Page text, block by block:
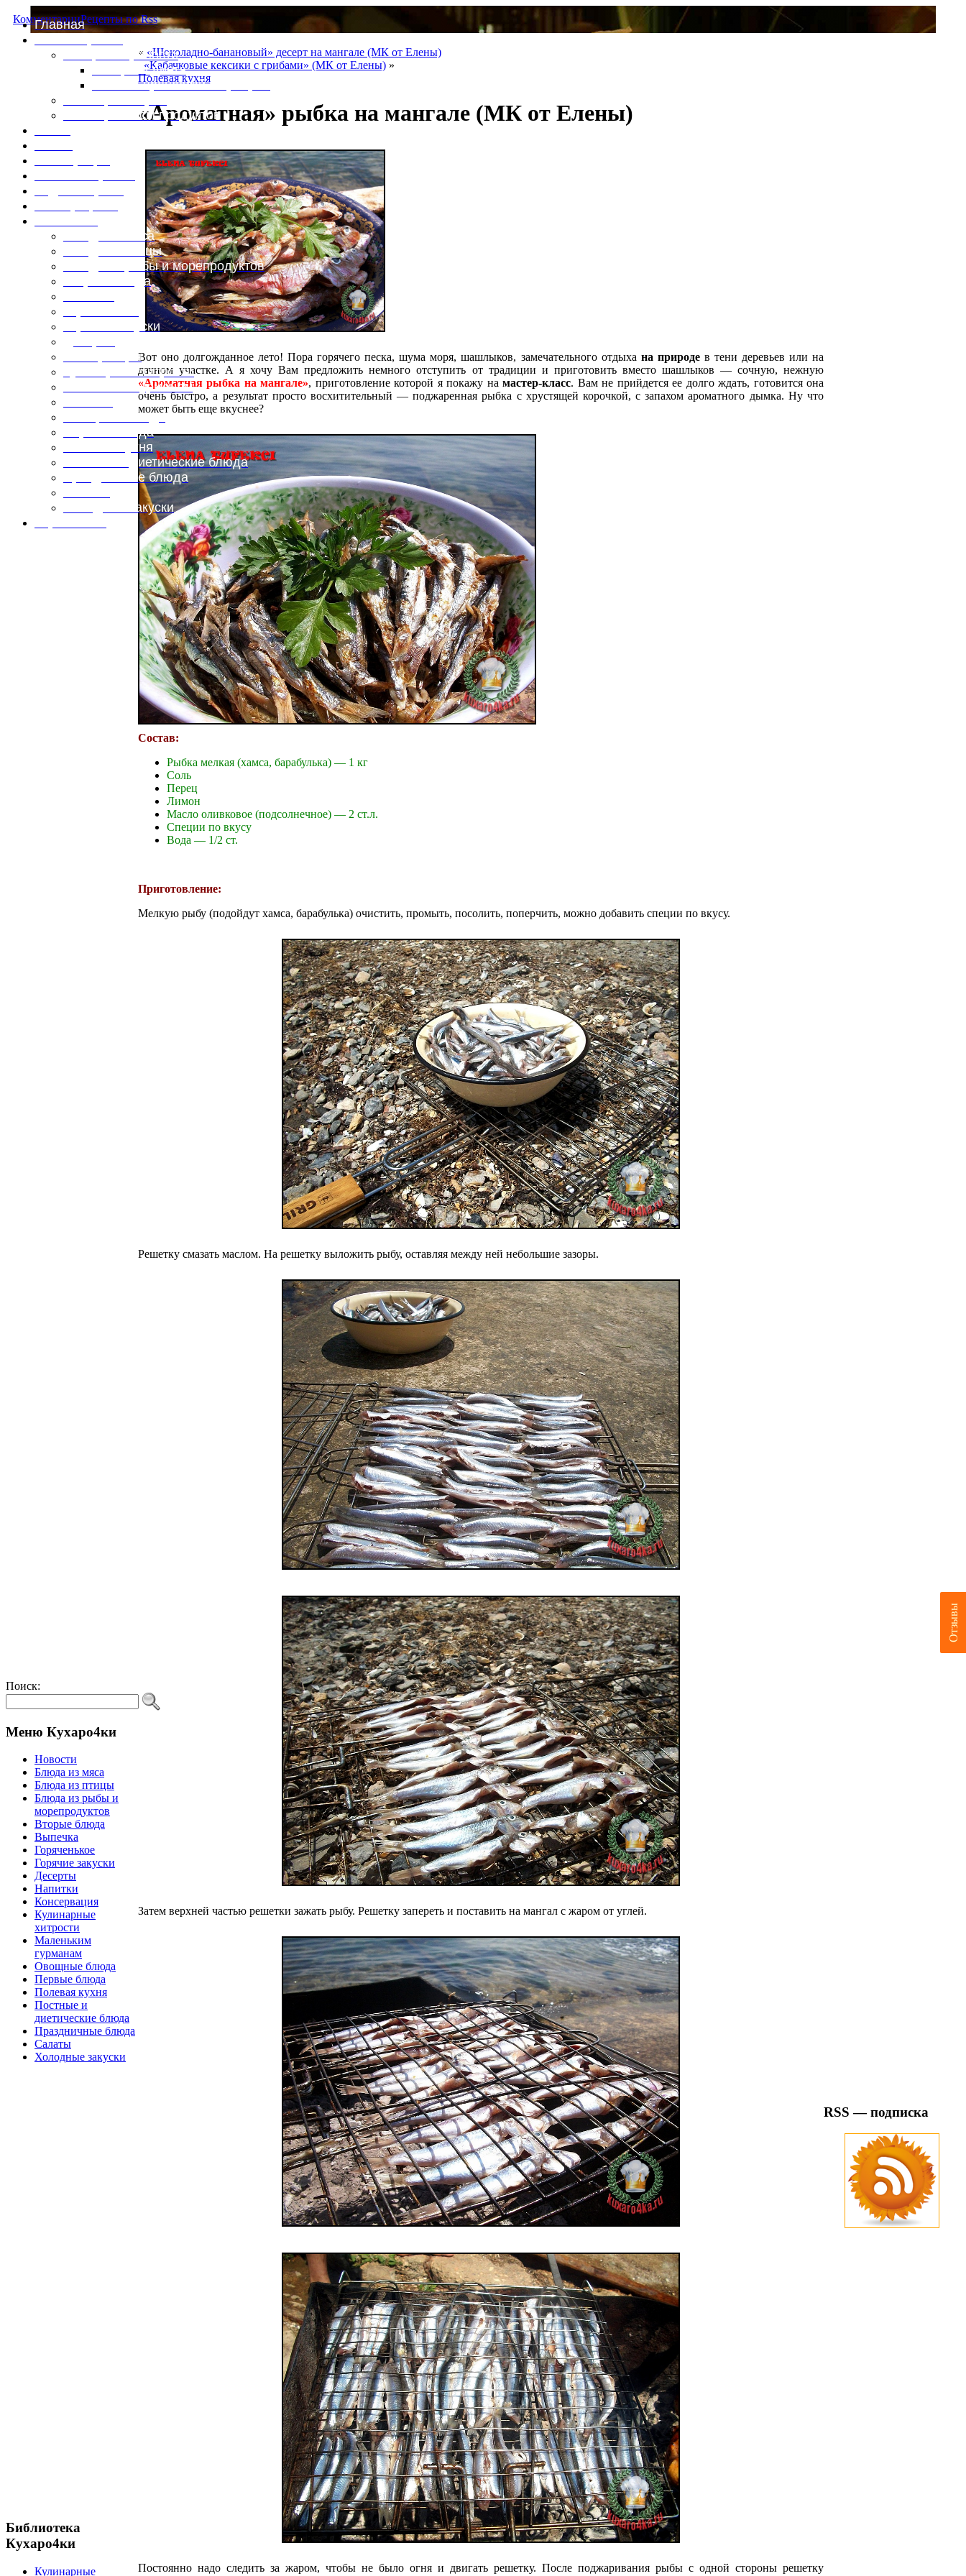
Главная
Специи и пряности
Специи и диета
Каталог пряностей и приправ
Таблица массы продуктов
Блюда из мяса
Блюда из птицы
Блюда из рыбы и морепродуктов
Вторые блюда
Горячие закуски
Консервация
Кулинарные хитрости
Маленьким гурманам
Овощные блюда
Первые блюда
Полевая кухня
Постные и диетические блюда
Праздничные блюда
Холодные закуски
КомментарииРецепты по Rss
Поиск:
Меню Кухаро4ки
Новости
Блюда из мяса
Блюда из птицы
Блюда из рыбы и
морепродуктов
Вторые блюда
Выпечка
Горяченькое
Горячие закуски
Десерты
Напитки
Консервация
Кулинарные
хитрости
Маленьким
гурманам
Овощные блюда
Первые блюда
Полевая кухня
Постные и
диетические блюда
Праздничные блюда
Салаты
Холодные закуски
Библиотека
Кухаро4ки
Кулинарные
« «Шоколадно-банановый» десерт на мангале (МК от Елены)
«Кабачковые кексики с грибами» (МК от Елены) »
Полевая кухня
«Ароматная» рыбка на мангале (МК от Елены)
Вот оно долгожданное лето! Пора горячего песка, шума моря, шашлыков, замечательного отдыха на природев тени деревьев или на
дачном участке. А я хочу Вам предложить немного отступить от традиции и приготовить вместо шашлыков — сочную, нежную
«Ароматная рыбка на мангале», приготовление которой я покажу намастер-класс. Вам не прийдется ее долго ждать, готовится она
очень быстро, а результат просто восхитительный — поджаренная рыбка с хрустящей корочкой, с запахом ароматного дымка. Ну что
может быть еще вкуснее?
Состав:
Рыбка мелкая (хамса, барабулька) — 1 кг
Соль
Перец
Лимон
Масло оливковое (подсолнечное) — 2 ст.л.
Специи по вкусу
Вода — 1/2 ст.
Приготовление:
Мелкую рыбу (подойдут хамса, барабулька) очистить, промыть, посолить, поперчить, можно добавить специи по вкусу.
Решетку смазать маслом. На решетку выложить рыбу, оставляя между ней небольшие зазоры.
Затем верхней частью решетки зажать рыбу. Решетку запереть и поставить на мангал с жаром от углей.
Постоянно надо следить за жаром, чтобы не было огня и двигать решетку. После поджаривания рыбы с одной стороны решетку
RSS — подписка
Отзывы